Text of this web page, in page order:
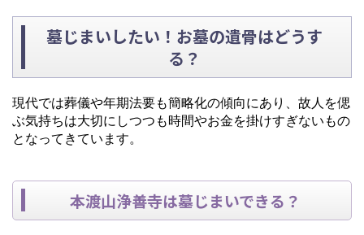
墓じまいしたい！お墓の遺骨はどうす
る？
現代では葬儀や年期法要も簡略化の傾向にあり、故人を偲
ぶ気持ちは大切にしつつも時間やお金を掛けすぎないもの
となってきています。
本渡山浄善寺は墓じまいできる？